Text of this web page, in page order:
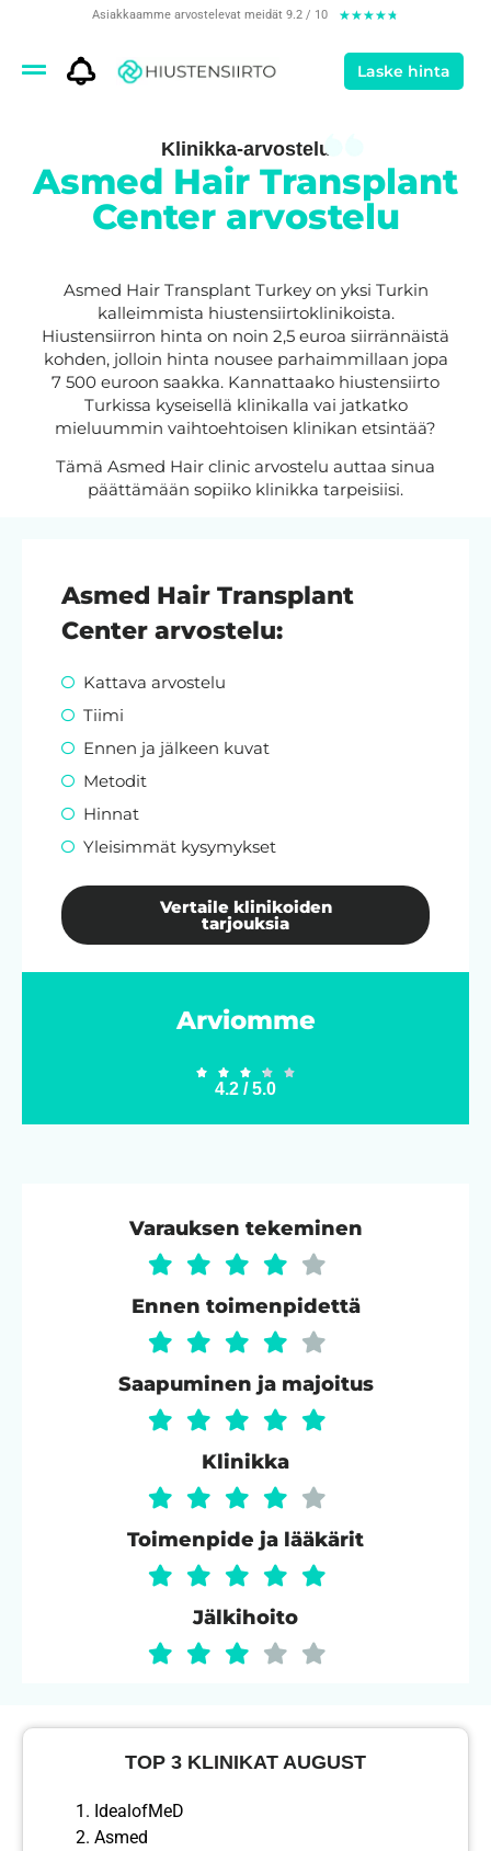
Asiakkaamme arvostelevat meidät 9.2 / 10 ★★★★★
Laske hinta
Klinikka-arvostelu
Asmed Hair Transplant
Center arvostelu
Asmed Hair Transplant Turkey on yksi Turkin
kalleimmista hiustensiirtoklinikoista.
Hiustensiirron hinta on noin 2,5 euroa siirrännäistä
kohden, jolloin hinta nousee parhaimmillaan jopa
7 500 euroon saakka. Kannattaako hiustensiirto
Turkissa kyseisellä klinikalla vai jatkatko
mieluummin vaihtoehtoisen klinikan etsintää?
Tämä Asmed Hair clinic arvostelu auttaa sinua
päättämään sopiiko klinikka tarpeisiisi.
Asmed Hair Transplant
Center arvostelu:
Kattava arvostelu
Tiimi
Ennen ja jälkeen kuvat
Metodit
Hinnat
Yleisimmät kysymykset
Vertaile klinikoiden
tarjouksia
Arviomme
    
4.2 / 5.0
Varauksen tekeminen
Ennen toimenpidettä
Saapuminen ja majoitus
Klinikka
Toimenpide ja lääkärit
Jälkihoito
TOP 3 KLINIKAT AUGUST
IdealofMeD
Asmed